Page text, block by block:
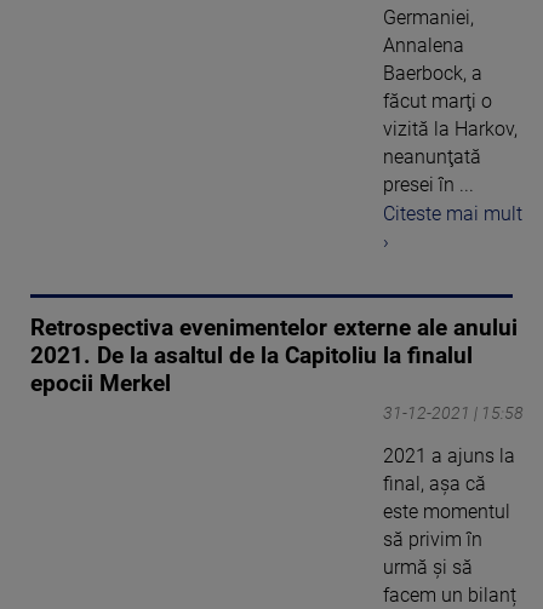
Germaniei,
Annalena
Baerbock, a
făcut marţi o
vizită la Harkov,
neanunţată
presei în ...
Citeste mai mult
›
Retrospectiva evenimentelor externe ale anului
2021. De la asaltul de la Capitoliu la finalul
epocii Merkel
31-12-2021 | 15:58
2021 a ajuns la
final, așa că
este momentul
să privim în
urmă și să
facem un bilanț